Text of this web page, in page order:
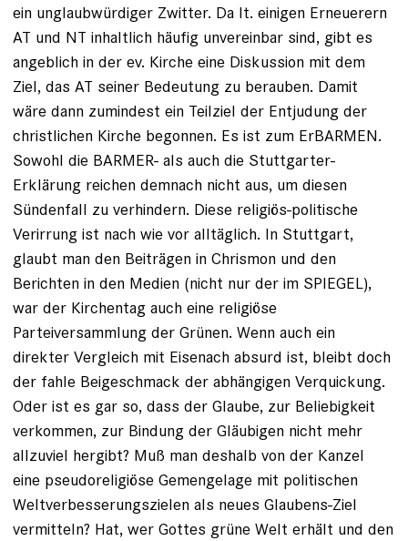
ein unglaubwürdiger Zwitter. Da lt. einigen Erneuerern
AT und NT inhaltlich häufig unvereinbar sind, gibt es
angeblich in der ev. Kirche eine Diskussion mit dem
Ziel, das AT seiner Bedeutung zu berauben. Damit
wäre dann zumindest ein Teilziel der Entjudung der
christlichen Kirche begonnen. Es ist zum ErBARMEN.
Sowohl die BARMER- als auch die Stuttgarter-
Erklärung reichen demnach nicht aus, um diesen
Sündenfall zu verhindern. Diese religiös-politische
Verirrung ist nach wie vor alltäglich. In Stuttgart,
glaubt man den Beiträgen in Chrismon und den
Berichten in den Medien (nicht nur der im SPIEGEL),
war der Kirchentag auch eine religiöse
Parteiversammlung der Grünen. Wenn auch ein
direkter Vergleich mit Eisenach absurd ist, bleibt doch
der fahle Beigeschmack der abhängigen Verquickung.
Oder ist es gar so, dass der Glaube, zur Beliebigkeit
verkommen, zur Bindung der Gläubigen nicht mehr
allzuviel hergibt? Muß man deshalb von der Kanzel
eine pseudoreligiöse Gemengelage mit politischen
Weltverbesserungszielen als neues Glaubens-Ziel
vermitteln? Hat, wer Gottes grüne Welt erhält und den